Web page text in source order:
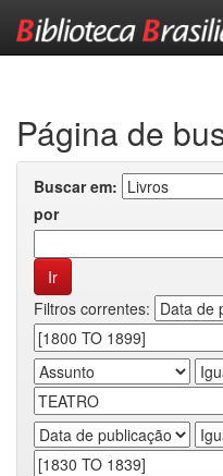
Página de
Buscar em:
por
Filtros correntes: